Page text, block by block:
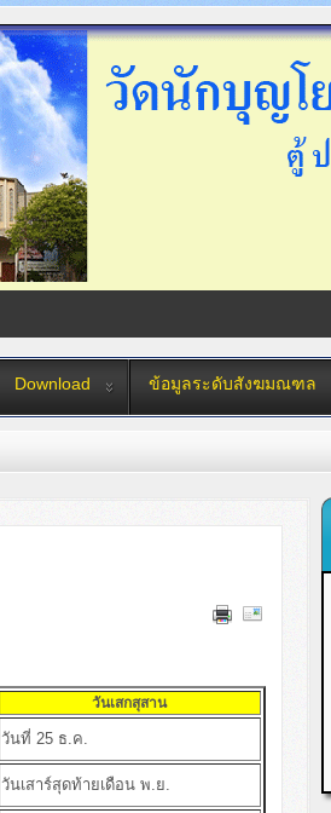
Download ข้อมูลระดับสังฆมณฑล
วันเสกสุสาน
วันที่ 25 ธ.ค.
วันเสาร์สุดท้ายเดือน พ.ย.